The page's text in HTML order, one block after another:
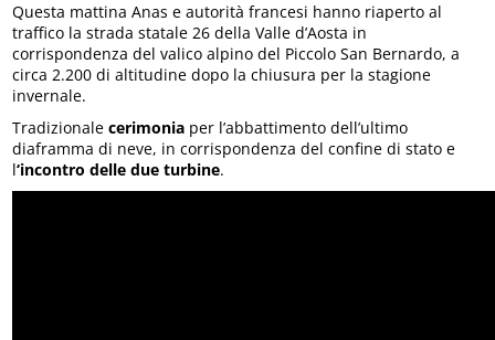
Questa mattina Anas e autorità francesi hanno riaperto al
traffico la strada statale 26 della Valle d’Aosta in
corrispondenza del valico alpino del Piccolo San Bernardo, a
circa 2.200 di altitudine dopo la chiusura per la stagione
invernale.
Tradizionalecerimonia per l’abbattimento dell’ultimo
diaframma di neve, in corrispondenza del confine di stato e
l‘incontro delle due turbine.